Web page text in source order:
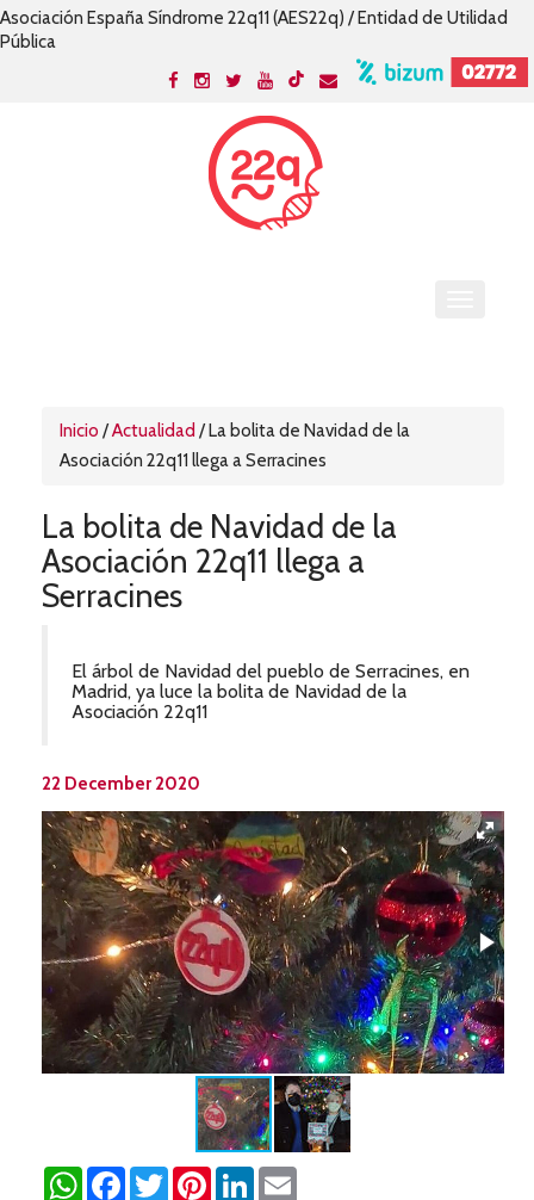
Asociación España Síndrome 22q11 (AES22q) / Entidad de Utilidad
Pública
Inicio /Actualidad /La bolita de Navidad de la
Asociación 22q11 llega a Serracines
La bolita de Navidad de la
Asociación 22q11 llega a
Serracines
El árbol de Navidad del pueblo de Serracines, en
Madrid, ya luce la bolita de Navidad de la
Asociación 22q11
22 December 2020
WhatsAppFacebookTwitterPinterestLinkedIn